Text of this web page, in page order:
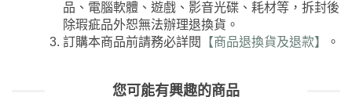
品、電腦軟體、遊戲、影音光碟、耗材等，拆封後
除瑕疵品外恕無法辦理退換貨。
訂購本商品前請務必詳閱
【商品退換貨及退款】 。
您可能有興趣的商品